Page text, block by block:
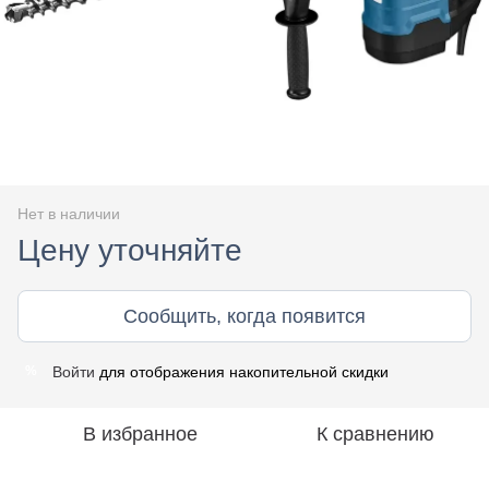
Нет в наличии
Цену уточняйте
Сообщить, когда появится
Войти для отображения накопительной скидки
В избранное К сравнению